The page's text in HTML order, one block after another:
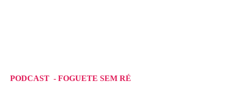
PODCAST - FOGUETE SEM RÉ